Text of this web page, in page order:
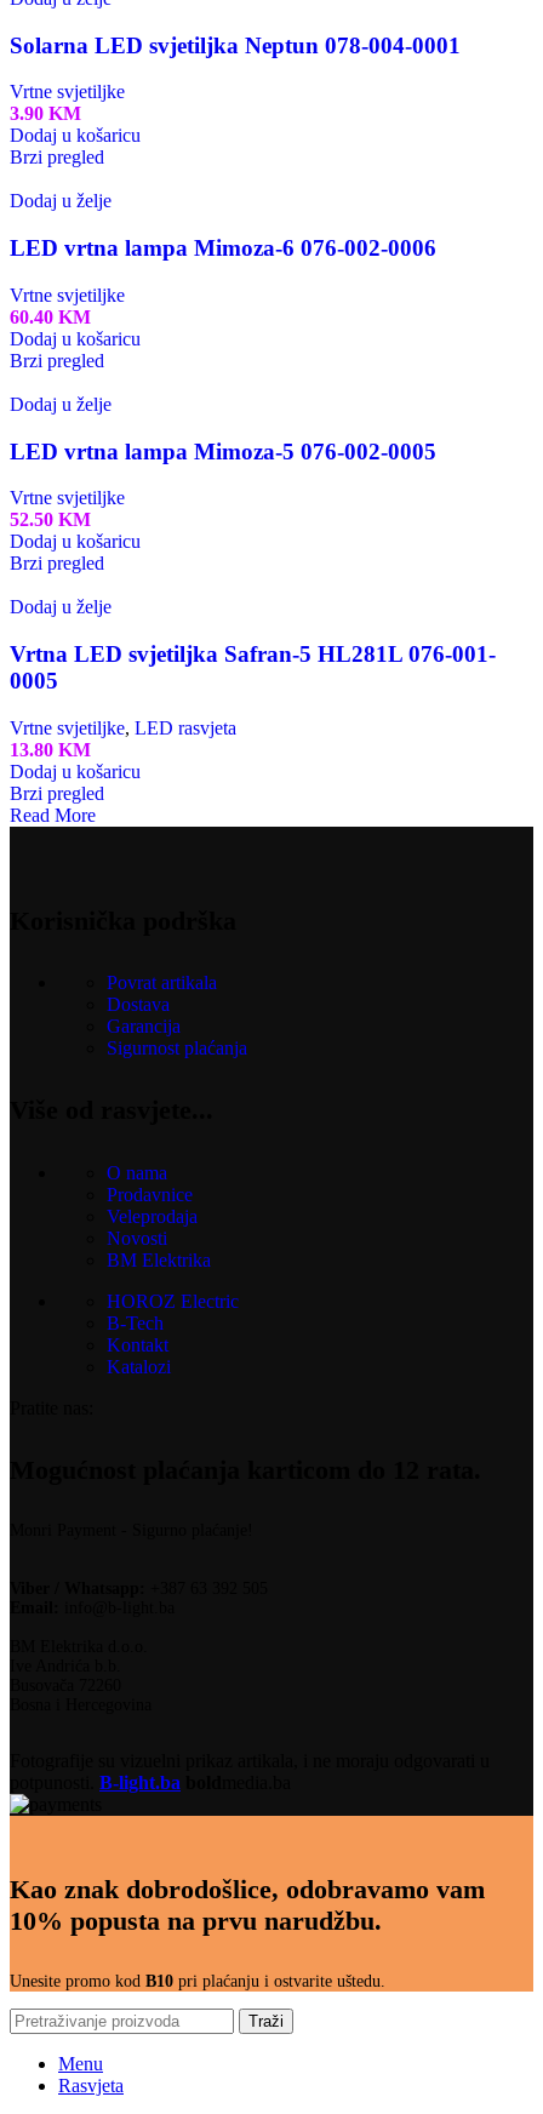
Solarna LED svjetiljka Neptun 078-004-0001
Vrtne svjetiljke
3.90 KM
Dodaj u košaricu
Brzi pregled
Dodaj u želje
LED vrtna lampa Mimoza-6 076-002-0006
Vrtne svjetiljke
60.40 KM
Dodaj u košaricu
Brzi pregled
Dodaj u želje
LED vrtna lampa Mimoza-5 076-002-0005
Vrtne svjetiljke
52.50 KM
Dodaj u košaricu
Brzi pregled
Dodaj u želje
Vrtna LED svjetiljka Safran-5 HL281L 076-001-
0005
Vrtne svjetiljke, LED rasvjeta
13.80 KM
Dodaj u košaricu
Brzi pregled
Read More
Povrat artikala
Dostava
Garancija
Sigurnost plaćanja
O nama
Prodavnice
Veleprodaja
Novosti
BM Elektrika
HOROZ Electric
B-Tech
Kontakt
Katalozi
B-light.ba
Kao znak dobrodošlice, odobravamo vam
10% popusta na prvu narudžbu.
Unesite promo kod B10 pri plaćanju i ostvarite uštedu.
Traži
Menu
Rasvjeta